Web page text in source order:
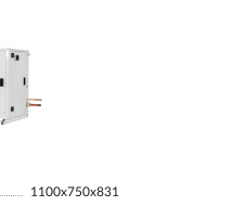
1100х750х831